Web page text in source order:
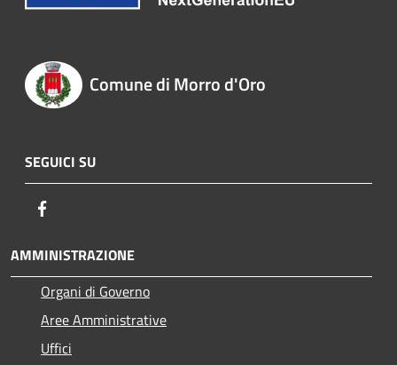
Comune di Morro d'Oro
SEGUICI SU
AMMINISTRAZIONE
Organi di Governo
Aree Amministrative
Uffici